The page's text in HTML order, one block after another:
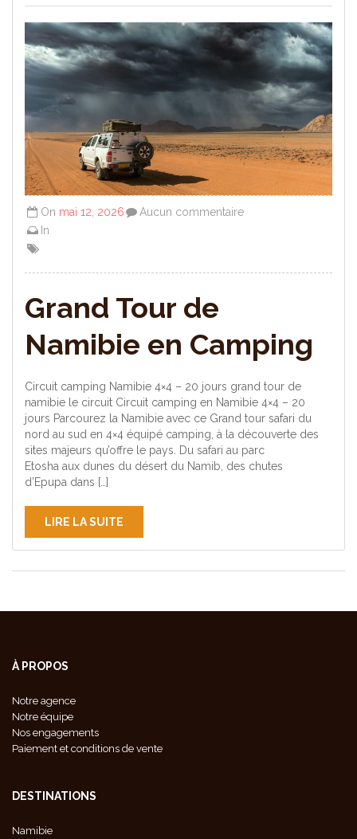
On mai 12, 2026
In
Aucun commentaire
Grand Tour de
Namibie en Camping
Circuit camping Namibie 4×4 – 20 jours grand tour de
namibie le circuit Circuit camping en Namibie 4×4 – 20
jours Parcourez la Namibie avec ce Grand tour safari du
nord au sud en 4×4 équipé camping, à la découverte des
sites majeurs qu’offre le pays. Du safari au parc
Etosha aux dunes du désert du Namib, des chutes
d’Epupa dans […]
LIRE LA SUITE
À PROPOS
Notre agence
Notre équipe
Nos engagements
Paiement et conditions de vente
DESTINATIONS
Namibie